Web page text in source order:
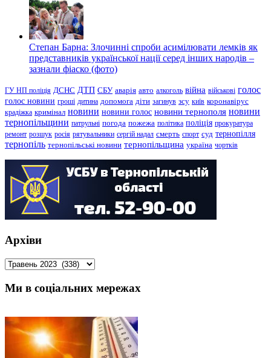
Степан Барна: Злочинні спроби асимілювати лемків як
представників української нації серед інших народів –
зазнали фіаско (фото)
ГУ НП поліція ДСНС ДТП СБУ аварія авто алкоголь війна військові голос
голос новини гроші дитина допомога діти загинув зсу київ коронавірус
крадіжка кримінал новини новини голос новини тернополя новини
тернопільщини патрульні погода пожежа політика поліція прокуратура
ремонт розшук росія рятувальники сергій надал смерть спорт суд тернопілля
тернопіль тернопільські новини тернопільщина україна чортків
Архіви
Архіви
Ми в соціальних мережах